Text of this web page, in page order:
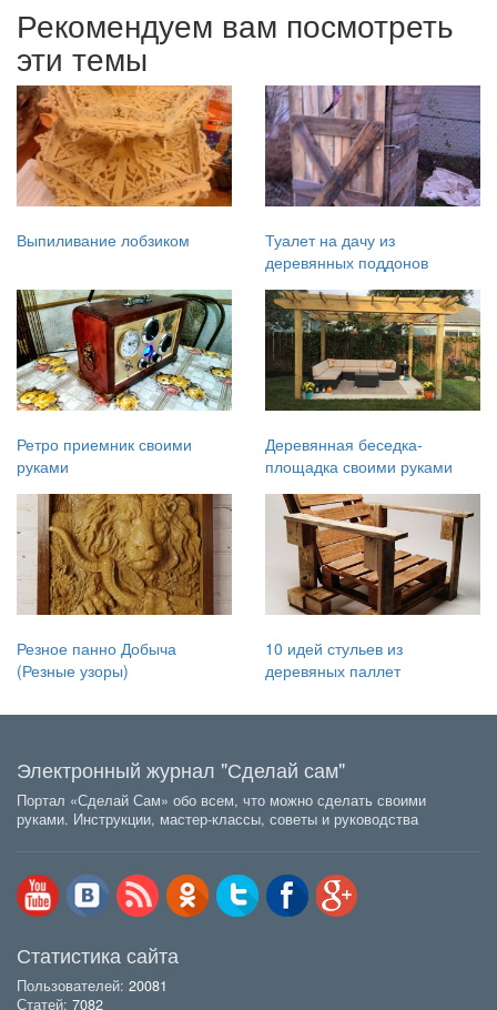
Рекомендуем вам посмотреть
эти темы
Выпиливание лобзиком
Туалет на дачу из
деревянных поддонов
Ретро приемник своими
руками
Деревянная беседка-
площадка своими руками
Резное панно Добыча
(Резные узоры)
10 идей стульев из
деревяных паллет
Электронный журнал "Сделай сам"
Портал «Сделай Сам» обо всем, что можно сделать своими
руками. Инструкции, мастер-классы, советы и руководства
Статистика сайта
Пользователей: 20081
Статей: 7082